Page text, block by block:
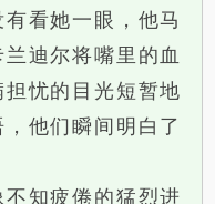
看她一眼，他马
迪尔将嘴里的血
忧的目光短暂地
他们瞬间明白了
知疲倦的猛烈进